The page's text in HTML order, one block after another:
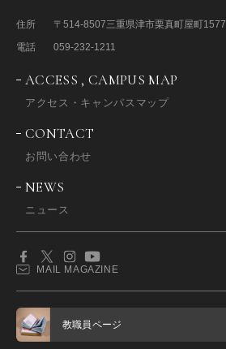
住所 〒514-8507三重県津市栗真町屋町1577
電話
059-232-1211
ACCESS , CAMPUS MAP
アクセス・キャンパスマップ
CONTACT
お問い合わせ
NEWS
ニュース
MAIL MAGAZINE
教職員ページ